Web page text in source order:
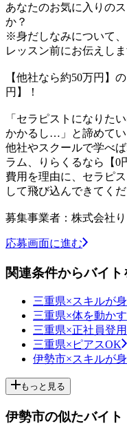
あなたのお気に入りの
か？
※身だしなみについて、
レッスン前にお伝えしま
【他社なら約50万円】
円】！
「セラピストになりた
かかるし…」と諦めてい
他社やスクールで学べ
ラム、りらくるなら【0
費用を理由に、セラピ
して飛び込んできてくだ
募集事業者：株式会社り
応募画面に進む
関連条件からバイト
三重県×スキルが身
三重県×体を動かす
三重県×正社員登
三重県×ピアスOK
伊勢市×スキルが身
もっと見る
伊勢市の似たバイト